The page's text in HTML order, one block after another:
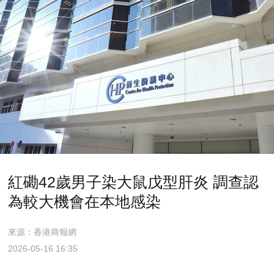
紅磡42歲男子染大鼠戊型肝炎 調查認
為較大機會在本地感染
來源：香港商報網
2026-05-16 16:35